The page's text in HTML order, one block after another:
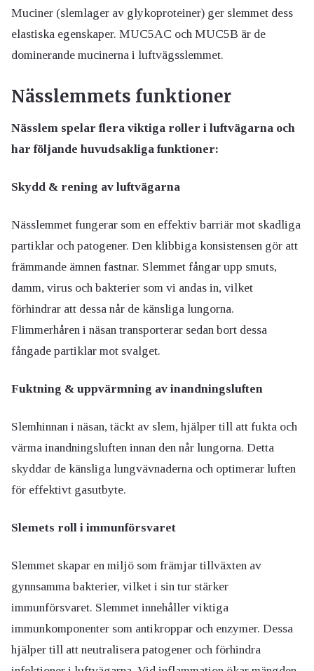
Muciner (slemlager av glykoproteiner) ger slemmet dess
elastiska egenskaper. MUC5AC och MUC5B är de
dominerande mucinerna i luftvägsslemmet.
Nässlemmets funktioner
Nässlem spelar flera viktiga roller i luftvägarna och
har följande huvudsakliga funktioner:
Skydd & rening av luftvägarna
Nässlemmet fungerar som en effektiv barriär mot skadliga
partiklar och patogener. Den klibbiga konsistensen gör att
främmande ämnen fastnar. Slemmet fångar upp smuts,
damm, virus och bakterier som vi andas in, vilket
förhindrar att dessa når de känsliga lungorna.
Flimmerhåren i näsan transporterar sedan bort dessa
fångade partiklar mot svalget.
Fuktning & uppvärmning av inandningsluften
Slemhinnan i näsan, täckt av slem, hjälper till att fukta och
värma inandningsluften innan den når lungorna. Detta
skyddar de känsliga lungvävnaderna och optimerar luften
för effektivt gasutbyte.
Slemets roll i immunförsvaret
Slemmet skapar en miljö som främjar tillväxten av
gynnsamma bakterier, vilket i sin tur stärker
immunförsvaret. Slemmet innehåller viktiga
immunkomponenter som antikroppar och enzymer. Dessa
hjälper till att neutralisera patogener och förhindra